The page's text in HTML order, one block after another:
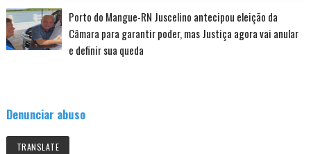
Porto do Mangue-RN Juscelino antecipou eleição da
Câmara para garantir poder, mas Justiça agora vai anular
e definir sua queda
Denunciar abuso
TRANSLATE